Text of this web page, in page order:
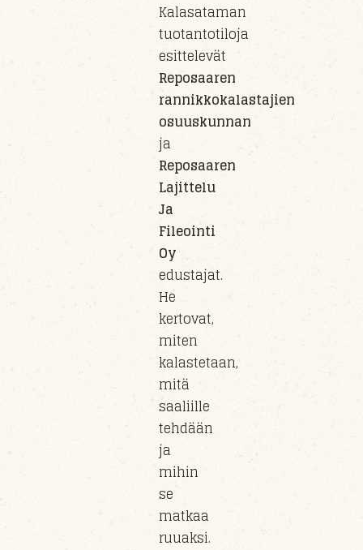
Kalasataman
tuotantotiloja
esittelevät
Reposaaren
rannikkokalastajien
osuuskunnan
ja
Reposaaren
Lajittelu
Ja
Fileointi
Oy
edustajat.
He
kertovat,
miten
kalastetaan,
mitä
saaliille
tehdään
ja
mihin
se
matkaa
ruuaksi.